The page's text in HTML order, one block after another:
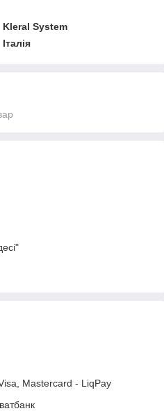
Kleral System
Італія
Mastercard - LiqPay